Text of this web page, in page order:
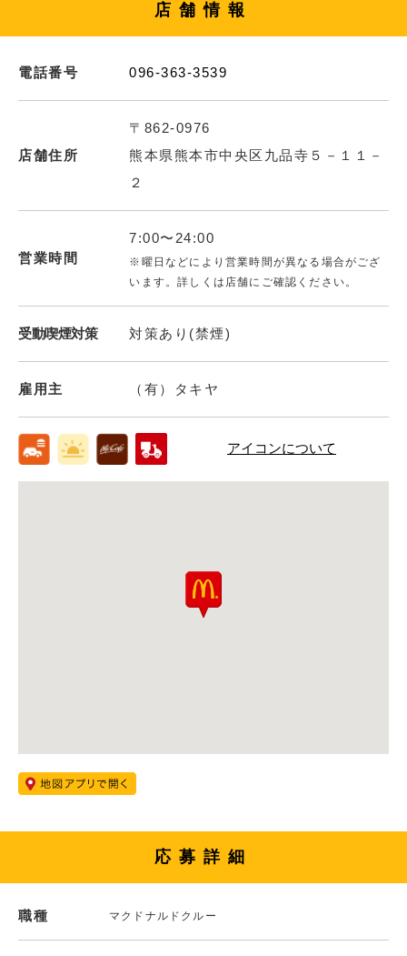
店舗情報
電話番号 096-363-3539
店舗住所
〒862-0976
熊本県熊本市中央区九品寺５－１１－
２
営業時間
7:00〜24:00
※曜日などにより営業時間が異なる場合がござ
います。詳しくは店舗にご確認ください。
受動喫煙対策 対策あり(禁煙)
雇用主 （有）タキヤ
アイコンについて
応募詳細
職種 マクドナルドクルー